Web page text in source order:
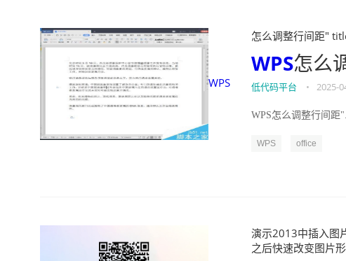
WPS
怎么调整行间距"
WPS怎么
低代码平台 • 2025-
WPS怎么调整行间距
WPS office
演示2013中插入图
之后快速改变图片